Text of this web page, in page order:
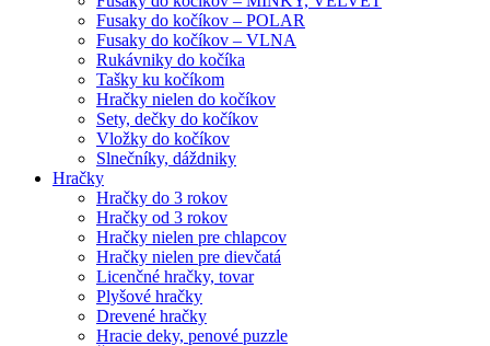
Fusaky do kočíkov – POLAR
Fusaky do kočíkov – VLNA
Rukávniky do kočíka
Tašky ku kočíkom
Hračky nielen do kočíkov
Sety, dečky do kočíkov
Vložky do kočíkov
Slnečníky, dáždniky
Hračky
Hračky do 3 rokov
Hračky od 3 rokov
Hračky nielen pre chlapcov
Hračky nielen pre dievčatá
Licenčné hračky, tovar
Plyšové hračky
Drevené hračky
Hracie deky, penové puzzle